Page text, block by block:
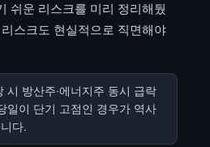
쉬운 리스크를 미리 정리해뒀
스크도 현실적으로 직면해야
시 방산주·에너지주 동시 급락
일이 단기 고점인 경우가 역사
다.